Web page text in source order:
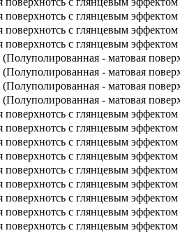
с глянцевым эффектом
с глянцевым эффектом
с глянцевым эффектом
- матовая
- матовая
- матовая
- матовая
с глянцевым эффектом
с глянцевым эффектом
с глянцевым эффектом
с глянцевым эффектом
с глянцевым эффектом
с глянцевым эффектом
с глянцевым эффектом
с глянцевым эффектом
с глянцевым эффектом